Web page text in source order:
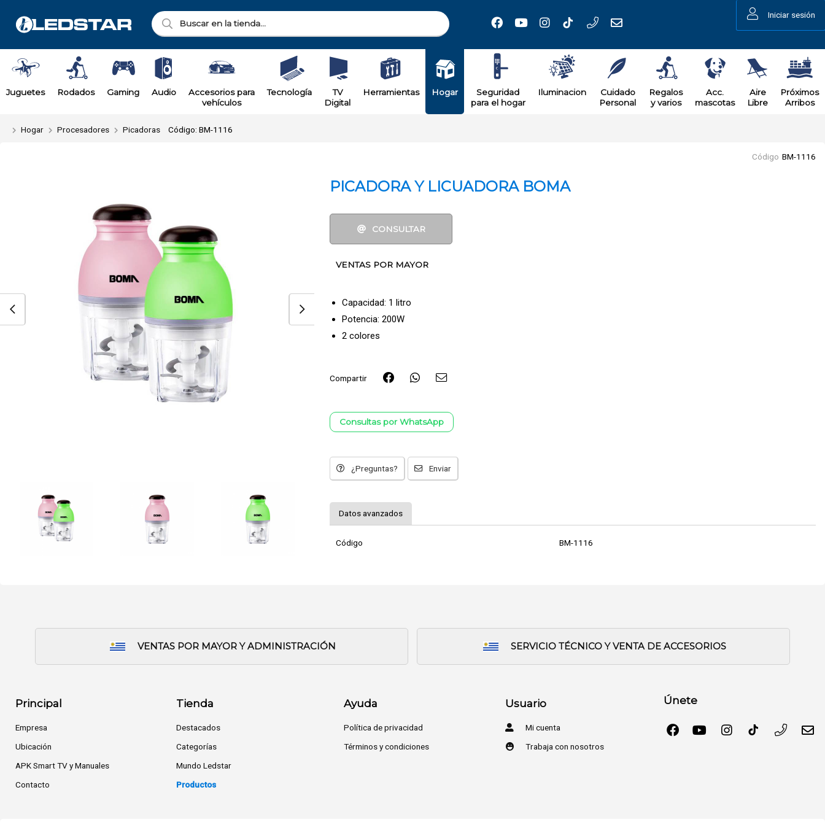
Enviar a email Iniciar sesión
Juguetes Rodados Gaming Audio
Accesorios para
vehículos
Tecnología
TV
Digital
Herramientas Hogar
Seguridad
para el hogar
Iluminacion
Cuidado
Personal
Regalos
y varios
Acc.
mascotas
Aire
Libre
Próximos
Arribos
Hogar Procesadores Picadoras Código: BM-1116
Código BM-1116
PICADORA Y LICUADORA BOMA
CONSULTAR
VENTAS POR MAYOR
Capacidad: 1 litro
Potencia: 200W
2 colores
Compartir
Consultas por WhatsApp
¿Preguntas? Enviar
Datos avanzados
Código BM-1116
VENTAS POR MAYOR Y ADMINISTRACIÓN SERVICIO TÉCNICO Y VENTA DE ACCESORIOS
Principal
Empresa
Ubicación
APK Smart TV y Manuales
Contacto
Tienda
Destacados
Categorías
Mundo Ledstar
Productos
Ayuda
Política de privacidad
Términos y condiciones
Usuario
Mi cuenta
Trabaja con nosotros
Únete